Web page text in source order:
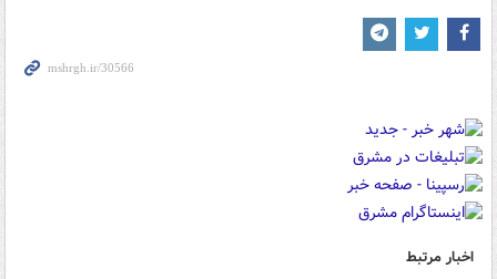
اخبار مرتبط